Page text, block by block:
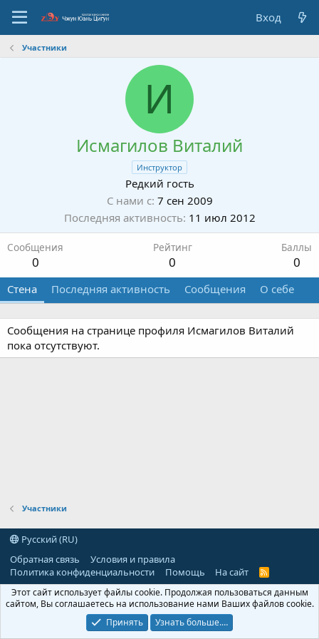
Вход
Участники
И
Исмагилов Виталий
Инструктор
Редкий гость
С нами с 7 сен 2009
Последняя активность 11 июл 2012
Сообщения
0
Рейтинг
0
Баллы
0
Стена Последняя активность Сообщения О себе
Сообщения на странице профиля Исмагилов Виталий
пока отсутствуют.
Участники
Русский (RU)
Обратная связь
Условия и правила
Политика конфиденциальности
Помощь На сайт
R
S
Этот сайт использует файлы cookie. Продолжая пользоваться данным
сайтом, Вы соглашаетесь на использование нами Ваших файлов cookie.
Принять
Узнать больше.…